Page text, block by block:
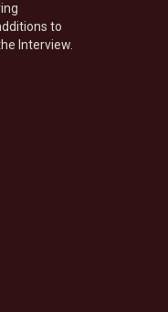
to
Interview.